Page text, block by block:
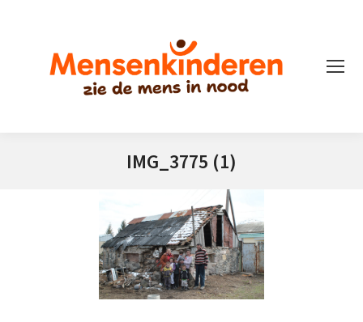
IMG_3775 (1)